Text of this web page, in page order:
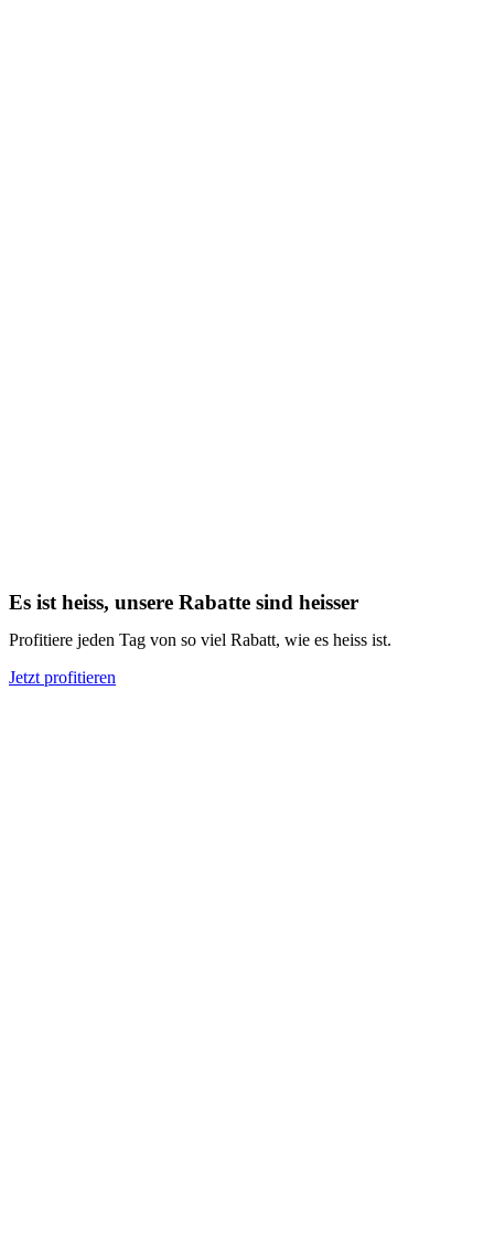
Es ist heiss, unsere Rabatte sind heisser
Profitiere jeden Tag von so viel Rabatt, wie es heiss ist.
Jetzt profitieren